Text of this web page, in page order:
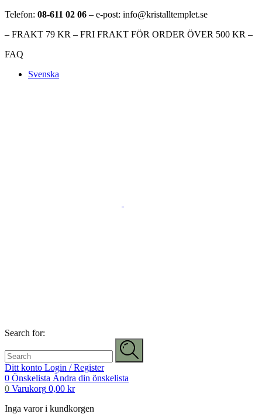
Telefon: 08-611 02 06 – e-post: info@kristalltemplet.se
– FRAKT 79 KR – FRI FRAKT FÖR ORDER ÖVER 500 KR –
FAQ
Svenska
Search for:
Ditt konto Login / Register
0 Önskelista Ändra din önskelista
0 Varukorg 0,00 kr
Inga varor i kundkorgen